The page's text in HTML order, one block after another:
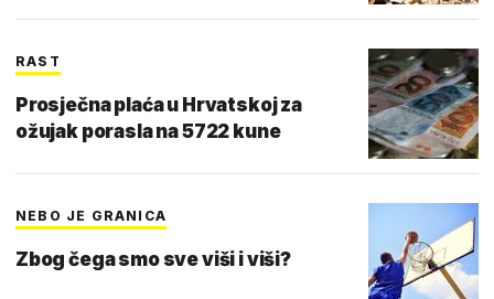
RAST
Prosječna plaća u Hrvatskoj za
ožujak porasla na 5722 kune
NEBO JE GRANICA
Zbog čega smo sve viši i viši?